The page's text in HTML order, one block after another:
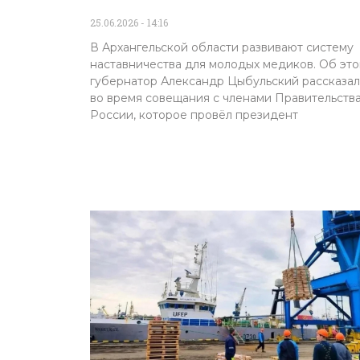
25.06.2026 14:16
В Архангельской области развивают систему
наставничества для молодых медиков. Об
губернатор Александр Цыбульский рассказал
во время совещания с членами
России, которое провёл президент